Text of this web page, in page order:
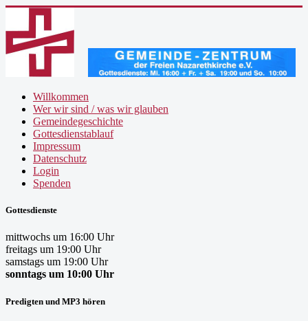
Willkommen
Wer wir sind / was wir glauben
Gemeindegeschichte
Gottesdienstablauf
Impressum
Datenschutz
Login
Spenden
Gottesdienste
mittwochs um 16:00 Uhr
freitags um 19:00 Uhr
samstags um 19:00 Uhr
sonntags um 10:00 Uhr
Predigten und MP3 hören